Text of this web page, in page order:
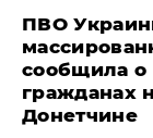
ПВО
сообщила
гражданах
Донетчине